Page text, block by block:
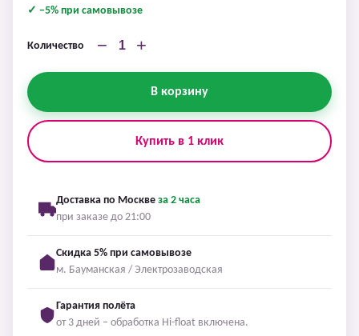
✓ −5% при самовывозе
Количество − +
В корзину
Купить в 1 клик
Доставка по Москве за 2 часа
при заказе до 21:00
Скидка 5% при самовывозе
м. Бауманская / Электрозаводская
Гарантия полёта
от 3 дней – обработка Hi-float включена.